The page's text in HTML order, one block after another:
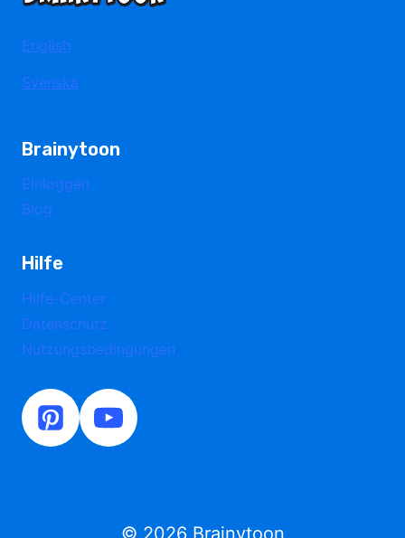
English
Svenska
Brainytoon
Einloggen
Blog
Hilfe
Hilfe-Center
Datenschutz
Nutzungsbedingungen